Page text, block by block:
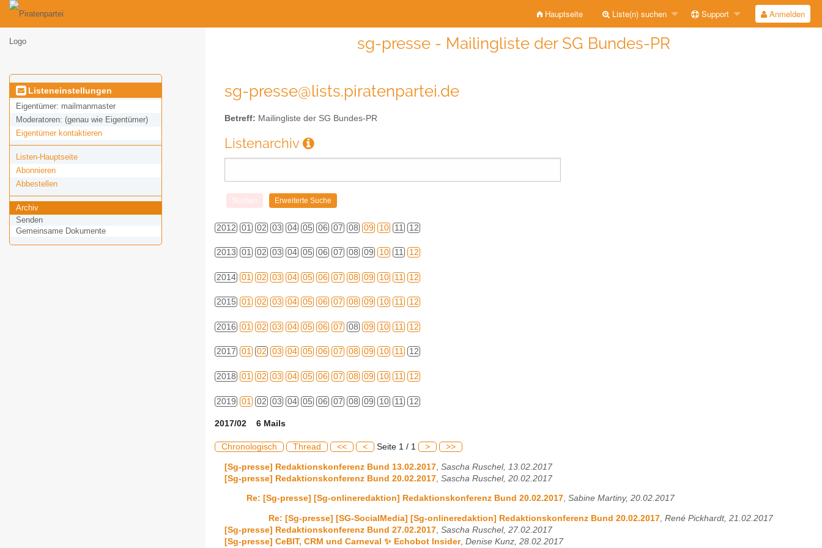
Hauptseite Liste(n) suchen Support Anmelden
sg-presse - Mailingliste der SG Bundes-PR
Listeneinstellungen
Eigentümer: mailmanmaster
Moderatoren: (genau wie Eigentümer)
Eigentümer kontaktieren
Listen-Hauptseite
Abonnieren
Abbestellen
Archiv
Senden
Gemeinsame Dokumente
sg-presse@lists.piratenpartei.de
Betreff: Mailingliste der SG Bundes-PR
Listenarchiv
2012 01 02 03 04 05 06 07 08 09 10 11 12
2013 01 02 03 04 05 06 07 08 09 10 11 12
2014 01 02 03 04 05 06 07 08 09 10 11 12
2015 01 02 03 04 05 06 07 08 09 10 11 12
2016 01 02 03 04 05 06 07 08 09 10 11 12
2017 01 02 03 04 05 06 07 08 09 10 11 12
2018 01 02 03 04 05 06 07 08 09 10 11 12
2019 01 02 03 04 05 06 07 08 09 10 11 12
2017/02 6 Mails
Chronologisch Thread << < Seite 1 / 1 > >>
[Sg-presse] Redaktionskonferenz Bund 13.02.2017 Sascha Ruschel, 13.02.2017
[Sg-presse] Redaktionskonferenz Bund 20.02.2017 Sascha Ruschel, 20.02.2017
Re: [Sg-presse] [Sg-onlineredaktion] Redaktionskonferenz Bund 20.02.2017, Sabine Martiny, 20.02.2017
Re: [Sg-presse] [SG-SocialMedia] [Sg-onlineredaktion] Redaktionskonferenz Bund 20.02.2017, René Pickhardt, 21.02.2017
[Sg-presse] Redaktionskonferenz Bund 27.02.2017, Sascha Ruschel, 27.02.2017
[Sg-presse] CeBIT, CRM und Carneval ✨ Echobot Insider, Denise Kunz, 28.02.2017